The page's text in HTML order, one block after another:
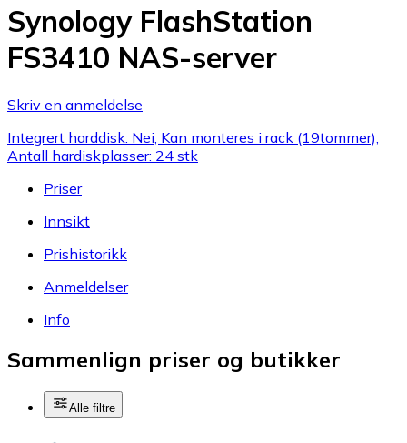
Synology FlashStation
FS3410 NAS-server
Skriv en anmeldelse
Integrert harddisk: Nei, Kan monteres i rack (19tommer),
Antall hardiskplasser: 24 stk
Priser
Innsikt
Prishistorikk
Anmeldelser
Info
Sammenlign priser og butikker
Alle filtre